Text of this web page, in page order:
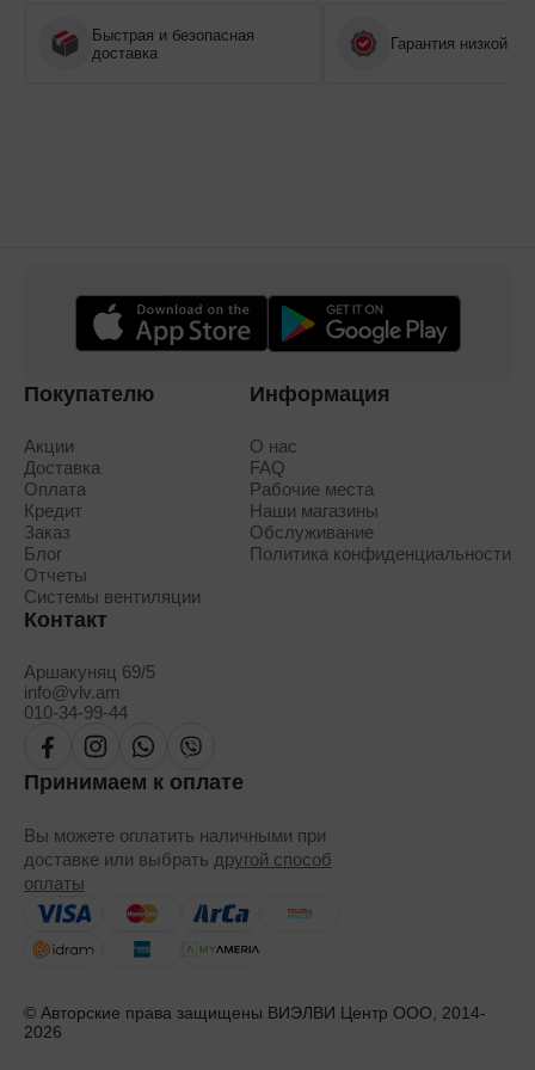
Быстрая и безопасная
доставка
Гарантия низкой
Покупателю
Акции
Доставка
Оплата
Кредит
Заказ
Блог
Отчеты
Системы вентиляции
Информация
О нас
FAQ
Рабочие места
Наши магазины
Обслуживание
Политика конфиденциальности
Контакт
Аршакуняц 69/5
info@vlv.am
010-34-99-44
Принимаем к оплате
Вы можете оплатить наличными при
доставке или выбрать другой способ
оплаты
© Авторские права защищены ВИЭЛВИ Центр ООО, 2014-
2026